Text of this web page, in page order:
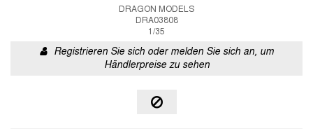
DRAGON MODELS
DRA03808
1/35
Registrieren Sie sich oder melden Sie sich an, um
Händlerpreise zu sehen